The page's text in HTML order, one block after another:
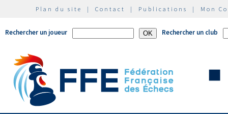
Plan du site | Contact | Publications | Mon
Rechercher un joueur Rechercher un club